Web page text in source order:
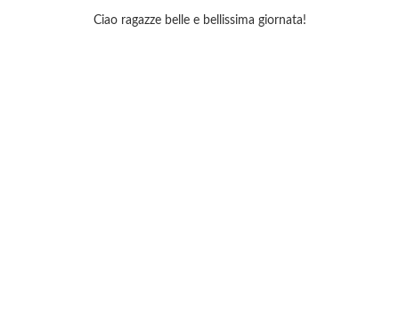
Ciao ragazze belle e bellissima giornata!